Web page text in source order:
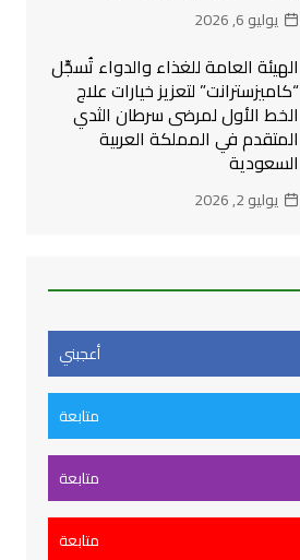
يوليو 6, 2026
الهيئة العامة للغذاء والدواء تُسجِّل
“كاميزسترانت” لتعزيز خيارات علاج
الخط الأول لمرضى سرطان الثدي
المتقدم في المملكة العربية
السعودية
يوليو 2, 2026
أعجبني
متابعة
متابعة
متابعة